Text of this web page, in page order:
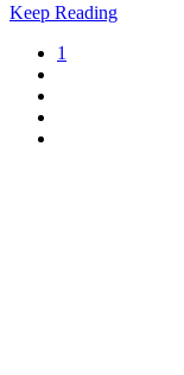
Keep Reading
1